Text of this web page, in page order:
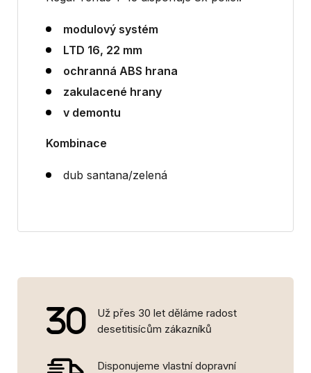
modulový systém
LTD 16, 22 mm
ochranná ABS hrana
zakulacené hrany
v demontu
Kombinace
dub santana/zelená
Už přes 30 let děláme radost
desetitisícům zákazníků
Disponujeme vlastní dopravní